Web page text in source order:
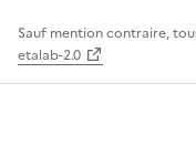
Sauf mention contraire,
etalab-2.0